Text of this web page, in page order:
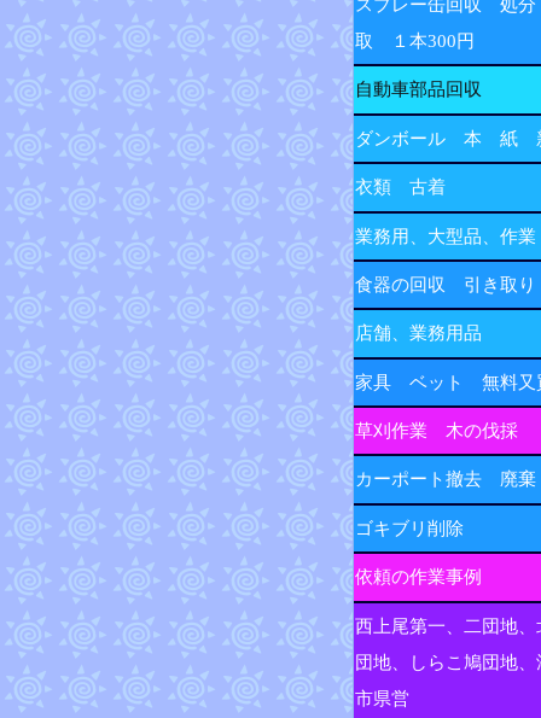
スプレー缶回収 処
取 １本300円
自動車部品回収
ダンボール 本 紙
衣類 古着
業務用、大型品、作業
食器の回収 引き取り
店舗、業務用品
家具 ベット 無料又
草刈作業 木の伐採
カーポート撤去 廃棄
ゴキブリ削除
依頼の作業事例
西上尾第一、二団地、
団地、しらこ鳩団地、
市県営